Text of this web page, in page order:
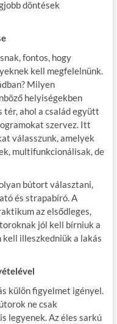
döntések
fontos, hogy
kell megfelelnünk.
Milyen
helyiségekben
tér, ahol a család együtt
szervez. Itt
válasszunk, amelyek
multifunkcionálisak, de
bútort választani,
és strapabíró. A
az elsődleges,
jól kell bírniuk a
illeszkedniük a lakás
külön figyelmet igényel.
ne csak
legyenek. Az éles sarkú